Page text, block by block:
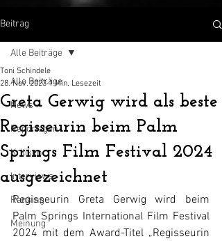
Beitrag
Alle Beiträge
News
Reportagen
Kritiken
Interviews
Ranking
Meinung
Alle Beiträge
Greta Gerwig wird als beste
Regisseurin beim Palm
Springs Film Festival 2024
ausgezeichnet
Toni Schindele
28. Nov. 2023 1 Min. Lesezeit
Regisseurin Greta Gerwig wird beim
Palm Springs International Film Festival
2024 mit dem Award-Titel „Regisseurin